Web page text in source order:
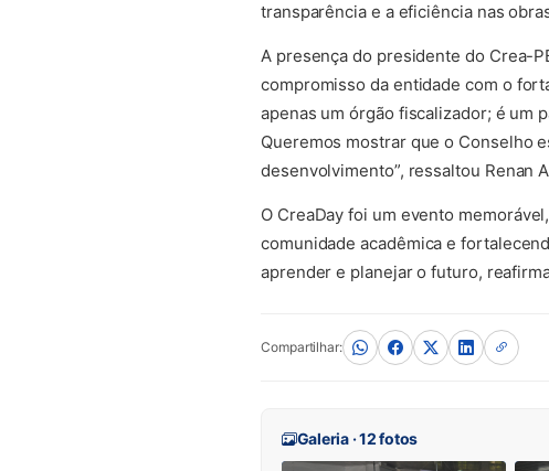
transparência e a eficiência nas
A presença do presidente do Crea-
compromisso da entidade com o
apenas um órgão fiscalizador; é um
Queremos mostrar que o Conselho
desenvolvimento”, ressaltou Renan
O CreaDay foi um evento
comunidade acadêmica e
aprender e planejar o futuro,
Compartilhar:
Galeria · 12 fotos